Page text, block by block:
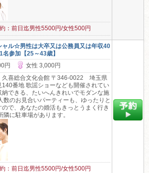
：前日迄男性5500円/女性500円
ャル☆男性は大卒又は公務員又は年収40
参加【25～43歳】
円
女性 3,000円
喜総合文化会館 〒346-0022 埼玉県
140番地 歌謡ショーなども開催されてい
納できる、たいへんきれいでモダンな施
数のお見合いパーティーも、ゆったりと
ので、あなたの婚活もきっとうまく行き
隣に駐車場があります。
：前日迄男性5500円/女性500円